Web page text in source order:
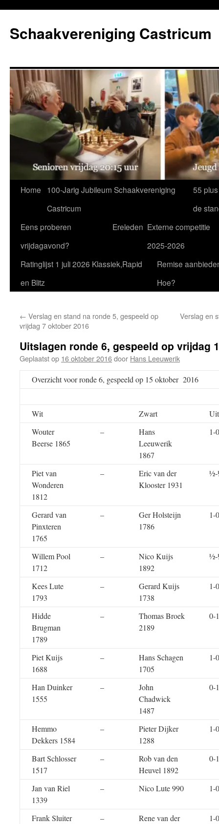
de
inhoud
Schaakvereniging Castricum
Home
100-Jarig Jubileum Schaakvereniging
Castricum
55
de
Eens proberen
vrijdagavond?
Ereleden Externe competitie
2025-2026
Ratinglijst 1 juli 2026 Klassiek,Rapid
en Blitz
Remise
Hoe?
← Verslag en stand na ronde 5, gespeeld op
vrijdag 7 oktober 2016
Verslag en
Uitslagen ronde 6, gespeeld op vrijdag
Geplaatst op 16 oktober 2016door Hans Leeuwerik
Overzicht voor ronde 6, gespeeld op 15 oktober 2016
Wit Zwart
Wouter
Beerse 1865
–
Hans
Leeuwerik
1867
1-0
Piet van
Wonderen
1812
–
Eric van der
Klooster 1931
Gerard van
Pinxteren
1765
–
Ger Holsteijn
1786
1-0
Willem Pool
1712
–
Nico Kuijs
1892
Kees Lute
1793
–
Gerard Kuijs
1738
1-0
Hidde
Brugman
1789
–
Thomas Broek
2189
0-1
Piet Kuijs
1688
–
Hans Schagen
1705
1-0
Han Duinker
1555
–
John
Chadwick
1487
0-1
Hemmo
Dekkers 1584
–
Pieter Dijker
1288
1-0
Bart Schlosser
1517
–
Rob van den
Heuvel 1892
0-1
Jan van Riel
1339
– Nico Lute 990 1-0
Frank Sluiter
–
Rene van der
1-0